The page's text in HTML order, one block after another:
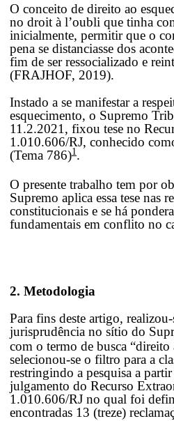
O conceito de direito ao
no droit à l’oubli que tinha
inicialmente, permitir que o
pena se distanciasse dos
fim de ser ressocializado e
(FRAJHOF, 2019).
Instado a se manifestar a
esquecimento, o Supremo
11.2.2021, fixou tese no
1.010.606/RJ, conhecido
(Tema 786)1.
O presente trabalho tem por
Supremo aplica essa tese nas
constitucionais e se há
fundamentais em conflito no
2. Metodologia
Para fins deste artigo,
jurisprudência no sítio do
com o termo de busca “direito
selecionou-se o filtro para a
restringindo a pesquisa a
julgamento do Recurso
1.010.606/RJ no qual foi
encontradas 13 (treze)